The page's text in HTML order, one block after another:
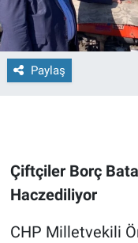
Paylaş
Çiftçiler Borç
Haczediliyor
CHP Milletvekili